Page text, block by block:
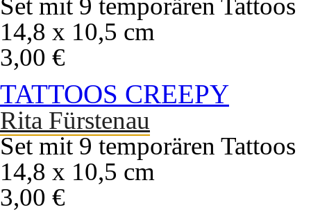
Set mit 9 temporären Tattoos
14,8 x 10,5 cm
3,00 €
TATTOOS CREEPY
Rita Fürstenau
Set mit 9 temporären Tattoos
14,8 x 10,5 cm
3,00 €